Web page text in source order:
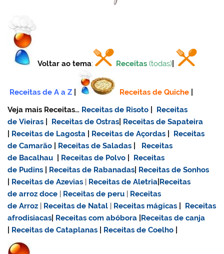
Voltar ao tema: Receitas (todas)
Receitas de A a Z Receitas de Quiche
Veja mais Receitas… Receitas de Risoto
Receitas
de Vieiras
Receitas de Ostras Receitas de Sapateira
Receitas de Lagosta Receitas de Açordas
Receitas
de Camarão
Receitas de Saladas
Receitas
de Bacalhau
Receitas de Polvo
Receitas
de Pudins
Receitas de Rabanadas Receitas de Sonhos
Receitas de Azevias | Receitas de Aletria Receitas
dearroz doce | Receitas de peru | Receitas
de Arroz | Receitas de Natal | Receitas mágicas
Receitas
afrodisiacas Receitas com abóbora Receitas de canja
Receitas de Cataplanas Receitas de Coelho